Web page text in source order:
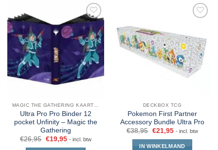
Ultra Pro Pro Binder 12
pocket Unfinity – Magic the
Gathering
€26,95 €19,95 - incl. btw
DECKBOX TCG
Pokemon First Partner
Accessory Bundle Ultra Pro
€38,95 €21,95 - incl. btw
IN WINKELMAND